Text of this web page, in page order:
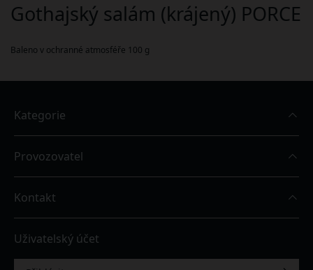
Baleno v ochranné atmosféře 100 g
Gothajský salám (krájený) PORCE
Kategorie
Provozovatel
Kontakt
Uživatelský účet